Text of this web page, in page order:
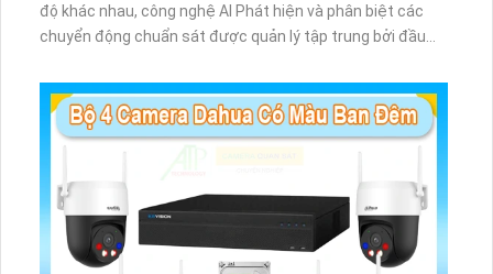
độ khác nhau, công nghệ AI Phát hiện và phân biệt các
chuyển động chuẩn sát được quản lý tập trung bởi đầu